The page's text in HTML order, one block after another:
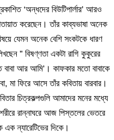
‘অন্ধদের বিউটিপার্লার’ আরও
করেছেন। তাঁর কাব্যভাষা অনেক
যেমন অনেক বেশি সংকটকে ধারণ
” বিষণ্ণতা একটা রাগি কুকুরের
বাবা আর আমি’। কাফকার মতো বাবাকে
ফিরে আসে তাঁর কবিতায় বারবার।
চিত্রকল্পগুলি আমাদের মনের মধ্যে
রান্নাঘরে আজ পিস্তলের ভেতরে
ন্যারেটিভের দিকে।